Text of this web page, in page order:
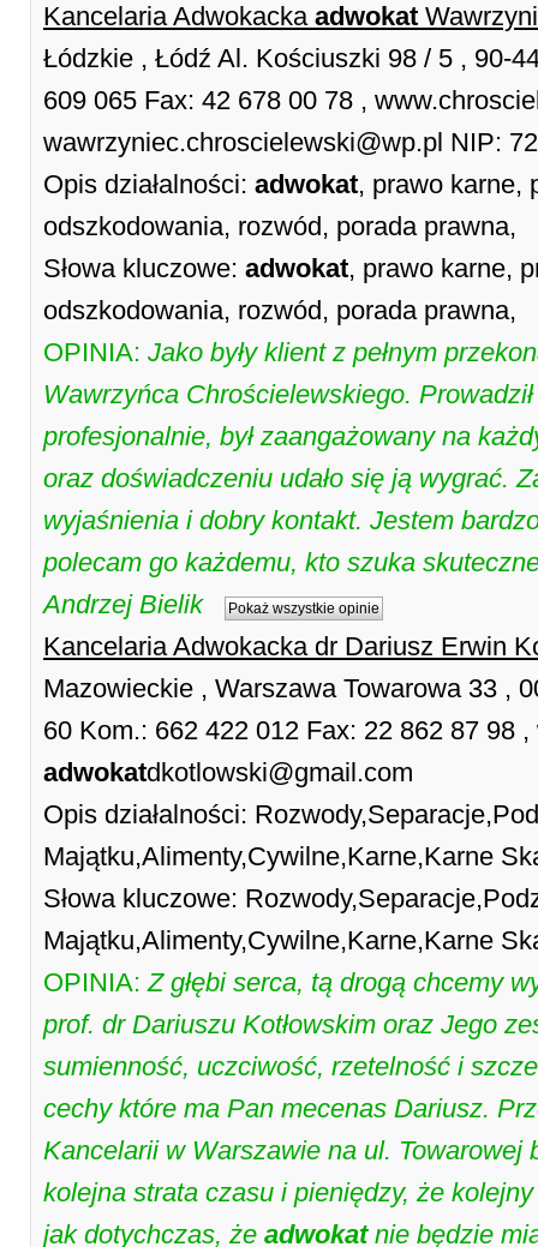
Kancelaria Adwokacka adwokat
Łódzkie , Łódź Al. Kościuszki 98 / 5 , 90-
609 065 Fax: 42 678 00 78 ,
wawrzyniec.chroscielewski@wp.pl NIP:
Opis działalności: adwokat, prawo karne,
odszkodowania, rozwód, porada prawna,
Słowa kluczowe: adwokat, prawo karne,
odszkodowania, rozwód, porada prawna,
OPINIA: Jako były klient z pełnym
Wawrzyńca Chrościelewskiego.
profesjonalnie, był zaangażowany na
oraz doświadczeniu udało się ją wygrać.
wyjaśnienia i dobry kontakt. Jestem
polecam go każdemu, kto szuka
Andrzej Bielik
Pokaż wszystkie opinie
Kancelaria Adwokacka dr Dariusz Erwin
Mazowieckie , Warszawa Towarowa 33 ,
60 Kom.: 662 422 012 Fax: 22 862 87 98
adwokatdkotlowski@gmail.com
Opis działalności:
Majątku,Alimenty,Cywilne,Karne,Karne
Słowa kluczowe:
Majątku,Alimenty,Cywilne,Karne,Karne
OPINIA:Z głębi serca, tą drogą chcemy
prof. dr Dariuszu Kotłowskim oraz Jego
sumienność, uczciwość, rzetelność i
cechy które ma Pan mecenas Dariusz.
Kancelarii w Warszawie na ul. Towarowej
kolejna strata czasu i pieniędzy, że
jak dotychczas, że adwokatnie będzie